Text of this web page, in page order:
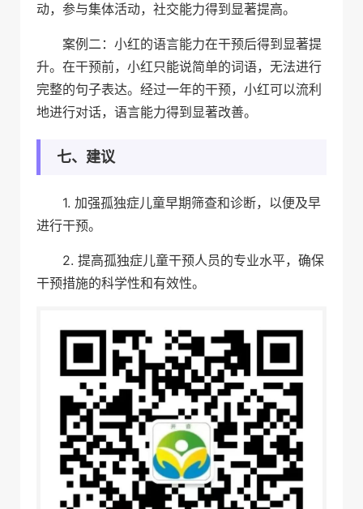
动，参与集体活动，社交能力得到显著提高。
案例二：小红的语言能力在干预后得到显著提
升。在干预前，小红只能说简单的词语，无法进行
完整的句子表达。经过一年的干预，小红可以流利
地进行对话，语言能力得到显著改善。
七、建议
1. 加强孤独症儿童早期筛查和诊断，以便及早
进行干预。
2. 提高孤独症儿童干预人员的专业水平，确保
干预措施的科学性和有效性。